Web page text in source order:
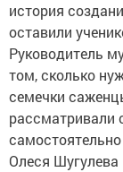
история
оставили
Руководитель
том, сколько
семечки
рассматривали
Олеся